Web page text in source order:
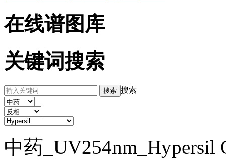
在线谱图库
关键词搜索
搜索
中药_UV254nm_Hypersil